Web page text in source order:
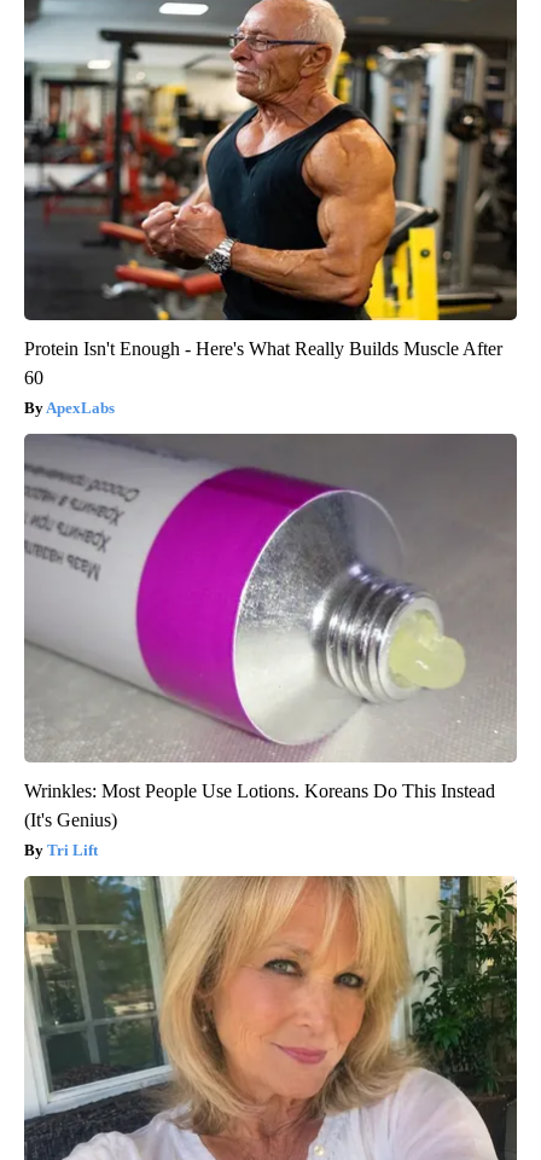
Protein Isn't Enough - Here's What Really Builds Muscle After
60
ApexLabs
Wrinkles: Most People Use Lotions. Koreans Do This Instead
(It's Genius)
Tri Lift